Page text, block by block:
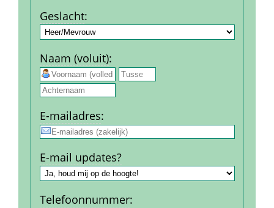
Geslacht:
Naam (voluit):
E-mail­adres:
E-mail updates?
Telefoon­nummer: